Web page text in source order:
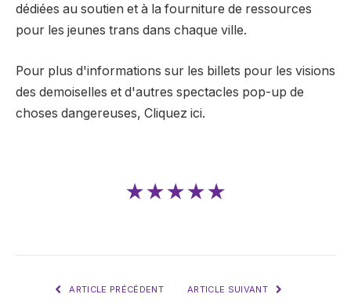
dédiées au soutien et à la fourniture de ressources
pour les jeunes trans dans chaque ville.
Pour plus d'informations sur les billets pour les visions
des demoiselles et d'autres spectacles pop-up de
choses dangereuses, Cliquez ici.
★★★★★
ARTICLE PRÉCÉDENT ARTICLE SUIVANT